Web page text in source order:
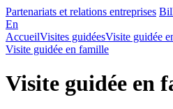
Partenariats et relations entreprises
En
AccueilVisites guidéesVisite guidée
Visite guidée en famille
Visite guidée en